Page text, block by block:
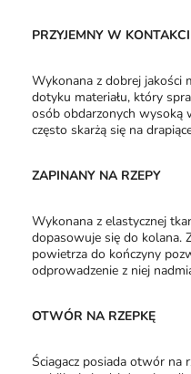
PRZYJEMNY W
Wykonana z dobrej jakości
dotyku materiału, który
osób obdarzonych wysoką
często skarżą się na
ZAPINANY NA RZEPY
Wykonana z elastycznej
dopasowuje się do kolana.
powietrza do kończyny
odprowadzenie z niej
OTWÓR NA RZEPKĘ
Ściagacz posiada otwór na